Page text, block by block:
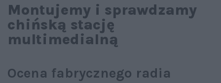
Montujemy i sprawdzamy
chińską stację
multimedialną
Ocena fabrycznego radia